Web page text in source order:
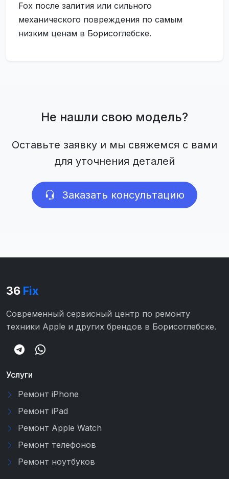
Fox после залития или сильного
механического повреждения по самым
низким ценам в Борисоглебске.
Не нашли свою модель?
Оставьте заявку и мы свяжемся с вами
для уточнения деталей
Заказать консультацию
36 Fix
Современный сервисный центр по ремонту
техники Apple и других брендов в Борисоглебске.
Услуги
Ремонт iPhone
Ремонт iPad
Ремонт Apple Watch
Ремонт телефонов
Ремонт ноутбуков